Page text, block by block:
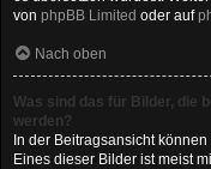
von phpBB Limited oder auf
Nach oben
Was sind das für Bilder, die
werden?
In der Beitragsansicht
Eines dieser Bilder ist meist